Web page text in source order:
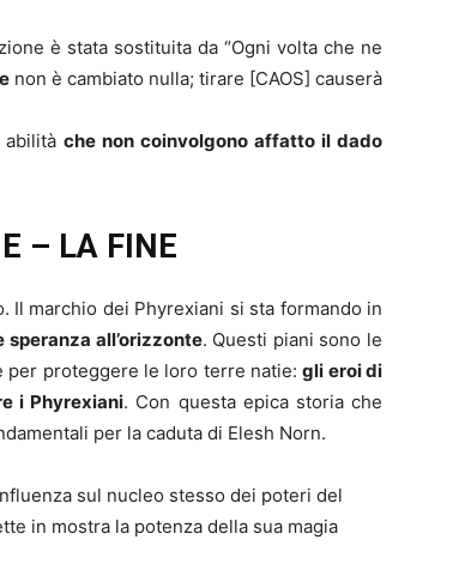
è stata sostituita da “Ogni volta che ne
non è cambiato nulla; tirare [CAOS] causerà
che non coinvolgono affatto il dado
– LA FINE
marchio dei Phyrexiani si sta formando in
speranza all’orizzonte. Questi piani sono le
per proteggere le loro terre natie:gli eroi di
i Phyrexiani. Con questa epica storia che
per la caduta di Elesh Norn.
sul nucleo stesso dei poteri del
in mostra la potenza della sua magia